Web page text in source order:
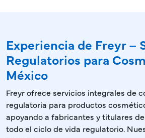
Experiencia de Freyr –
Regulatorios para
México
Freyr ofrece servicios integrales de
regulatoria para productos
apoyando a fabricantes y titulares
todo el ciclo de vida regulatorio.